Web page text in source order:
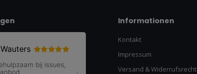
Informationen
Kontakt
Impressum
Versand & Widerrufsrecht